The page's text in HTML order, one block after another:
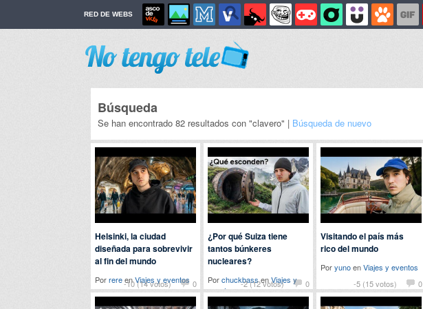
RED DE WEBS
Búsqueda
Se han encontrado 82 resultados con "clavero" | Búsqueda de nuevo
-10 (14 votos) 0
Helsinki, la ciudad
diseñada para sobrevivir
al fin del mundo
PorrereenViajes y eventos -2 (12 votos) 0
¿Por qué Suiza tiene
tantos búnkeres
nucleares?
PorchuckbassenViajes y
eventos
-5 (15 votos) 0
Visitando el país más
rico del mundo
PoryunoenViajes y eventos